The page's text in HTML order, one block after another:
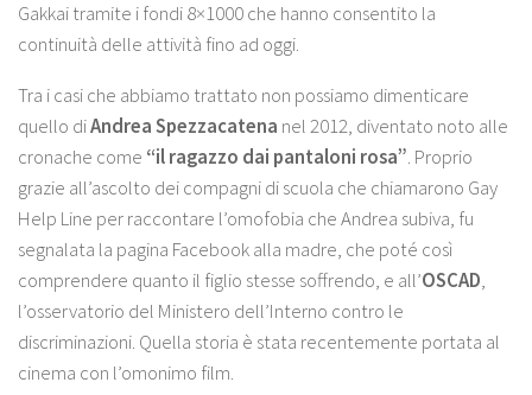
Gakkai tramite i fondi 8×1000 che hanno consentito la
continuità delle attività fino ad oggi.
Tra i casi che abbiamo trattato non possiamo dimenticare
quello diAndrea Spezzacatena nel 2012, diventato noto alle
cronache come “il ragazzo dai pantaloni rosa”. Proprio
grazie all’ascolto dei compagni di scuola che chiamarono Gay
Help Line per raccontare l’omofobia che Andrea subiva, fu
segnalata la pagina Facebook alla madre, che poté così
comprendere quanto il figlio stesse soffrendo, e all’OSCAD,
l’osservatorio del Ministero dell’Interno contro le
discriminazioni. Quella storia è stata recentemente portata al
cinema con l’omonimo film.